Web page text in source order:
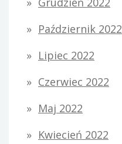
Październik 2022
Lipiec 2022
Czerwiec 2022
Maj 2022
Kwiecień 2022